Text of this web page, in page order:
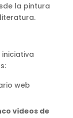
la pintura
web
videos de